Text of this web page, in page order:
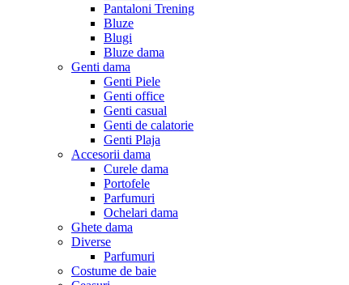
Pantaloni Trening
Bluze
Blugi
Bluze dama
Genti dama
Genti Piele
Genti office
Genti casual
Genti de calatorie
Genti Plaja
Accesorii dama
Curele dama
Portofele
Parfumuri
Ochelari dama
Ghete dama
Diverse
Parfumuri
Costume de baie